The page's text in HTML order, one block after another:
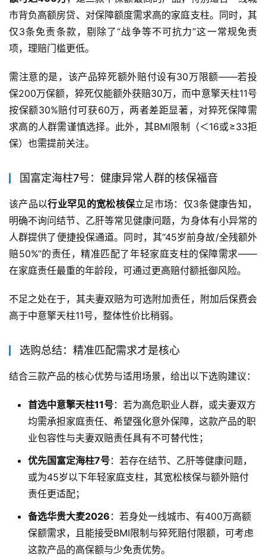
市背负高额房贷、对保障额度需求高的家庭支柱。同时，其
仅3条免责条款，剔除了“战争等不可抗力”这一常规免责
项，理赔门槛更低。
需注意的是，该产品猝死额外赔付设有30万限额——若投
保200万保额，猝死仅能额外获赔30万，而中意擎天柱11号
按保额30%赔付可获60万，两者差距显著，对猝死保障需
求高的人群需谨慎选择。此外，其BMI限制（＜16或≥33拒
保）也需提前关注。
国富定海柱7号：健康异常人群的核保福音
该产品以行业罕见的宽松核保立足市场：仅3条健康告知，
明确不询问结节、乙肝等常见健康问题，为身体有小异常的
人群提供了便捷投保通道。同时，其“45岁前身故/全残额外
赔50%”的责任，精准匹配了年轻家庭支柱的保障需求——
在家庭责任最重的年龄段，可通过更高赔付额抵御风险。
不足之处在于，其夫妻双赔为可选附加责任，附加后保费会
高于中意擎天柱11号，整体性价比稍弱。
选购总结：精准匹配需求才是核心
结合三款产品的核心优势与适用场景，给出以下选购建议：
首选中意擎天柱11号：若为高危职业人群，或夫妻双方
均需承担家庭责任、希望强化意外保障，这款产品的职
业包容性与夫妻双赔责任具有不可替代性；
优先国富定海柱7号：若存在结节、乙肝等健康问题，
或为45岁以下年轻家庭支柱，其宽松核保与额外赔付
责任更适配；
备选华贵大麦2026 ：若身处一线城市、有400万高额
保额需求，且能接受BMI限制与猝死赔付限额，可考虑
这款产品的高保额与少免责优势。